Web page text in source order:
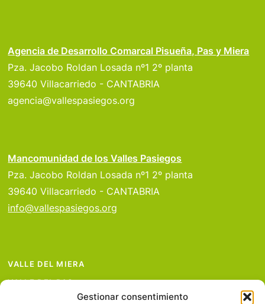
Gestionar consentimiento
Agencia de Desarrollo Comarcal Pisueña, Pas y Miera
Pza. Jacobo Roldan Losada nº1 2º planta
39640 Villacarriedo - CANTABRIA
agencia@vallespasiegos.org
Mancomunidad de los Valles Pasiegos
Pza. Jacobo Roldan Losada nº1 2º planta
39640 Villacarriedo - CANTABRIA
info@vallespasiegos.org
VALLE DEL MIERA
VALLE DEL PAS
VALLE DEL PISUEÑA